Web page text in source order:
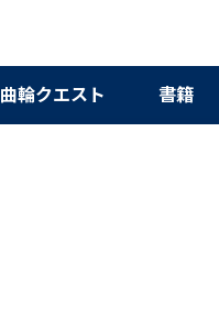
曲輪クエスト 書籍